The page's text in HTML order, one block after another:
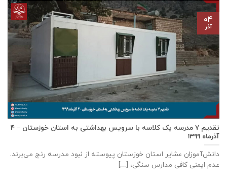
تقدیم ۷ مدرسه یک کلاسه با سرويس بهداشتی به استان خوزستان – ۴
آذر‌ماه ۱۳۹۹
دانش‌آموزان عشایر استان خوزستان پيوسته از نبود مدرسه رنج می‌برند.
عدم ایمنی کافی مدارس سنگی، [...]
۰۴
آذر